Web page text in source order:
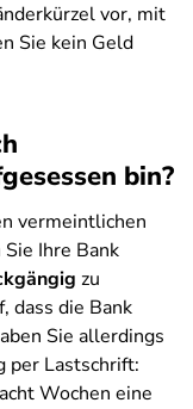
vor, mit
Sie kein Geld
bin?
vermeintlichen
Ihre Bank
zu
dass die Bank
Sie allerdings
per Lastschrift:
Wochen eine